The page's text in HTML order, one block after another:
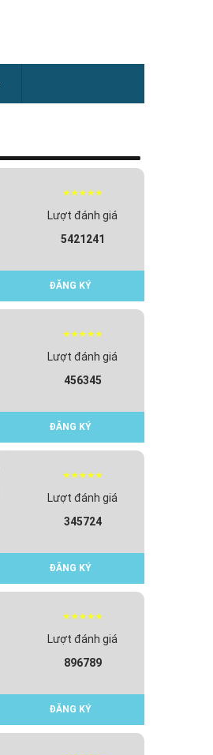
Lượt đánh giá
5421241
ĐĂNG KÝ
Lượt đánh giá
456345
ĐĂNG KÝ
Lượt đánh giá
345724
ĐĂNG KÝ
Lượt đánh giá
896789
ĐĂNG KÝ